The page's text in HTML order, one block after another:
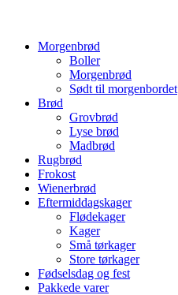
Morgenbrød
Boller
Morgenbrød
Sødt til morgenbordet
Brød
Grovbrød
Lyse brød
Madbrød
Rugbrød
Frokost
Wienerbrød
Eftermiddagskager
Flødekager
Kager
Små tørkager
Store tørkager
Fødselsdag og fest
Pakkede varer